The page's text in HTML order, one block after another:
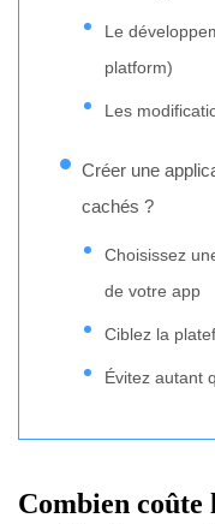
Le
platform)
Les
Créer une
cachés ?
Choisissez
de votre app
Ciblez la
Évitez autant
Combien coûte